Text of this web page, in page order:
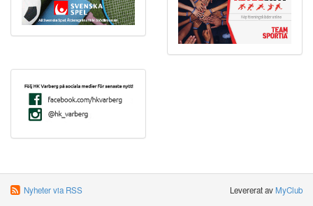
Nyheter via RSS Levererat avMyClub